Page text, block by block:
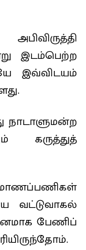
இடம்பெற்ற
இவ்விடயம்
கருத்துத்
வட்டுவாகல்
பேணிப்